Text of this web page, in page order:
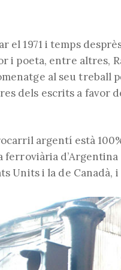
el 1971 i temps
i poeta, entre altres,
al seu
dels escrits a favor
argentí està
Units i la de Canadà,